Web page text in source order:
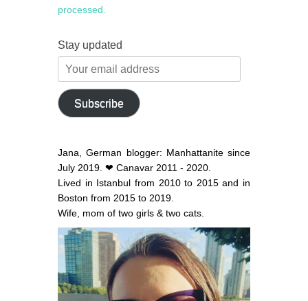
processed.
Stay updated
Your
email
address
Subscribe
Jana, German blogger: Manhattanite since
July 2019. ❤ Canavar 2011 - 2020.
Lived in Istanbul from 2010 to 2015 and in
Boston from 2015 to 2019.
Wife, mom of two girls & two cats.